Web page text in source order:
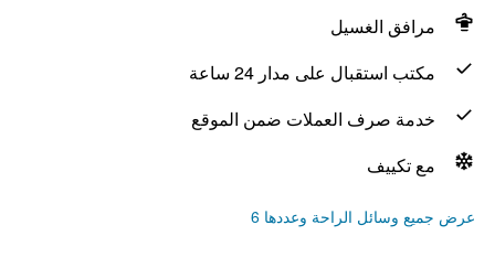
مرافق الغسيل
مكتب استقبال على مدار 24 ساعة
خدمة صرف العملات ضمن الموقع
مع تكييف
عرض جميع وسائل الراحة وعددها 6